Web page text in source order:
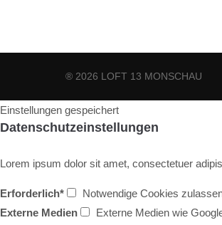
® 2026 LOFT 13 MONSCHAU
Einstellungen gespeichert
Datenschutzeinstellungen
Lorem ipsum dolor sit amet, consectetuer
Erforderlich*
Notwendige Cookies
Externe Medien
Externe Medien wie